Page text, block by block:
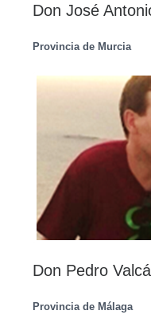
Don José
Provincia de Murcia
Don Pedro
Provincia de Málaga